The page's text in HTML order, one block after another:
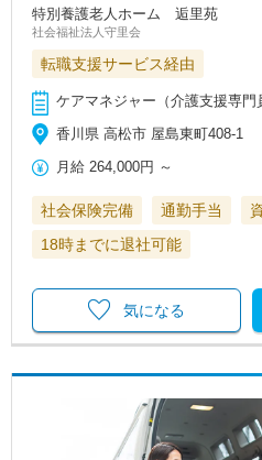
特別養護老人ホーム 逅里苑
社会福祉法人守里会
転職支援サービス経由
ケアマネジャー（介護支援専門
香川県 高松市 屋島東町408-1
月給 264,000円 ～
社会保険完備 通勤手当
18時までに退社可能
気になる